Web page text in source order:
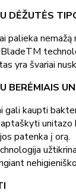
palieka
yra švariai
kaupti
patenka į orą.